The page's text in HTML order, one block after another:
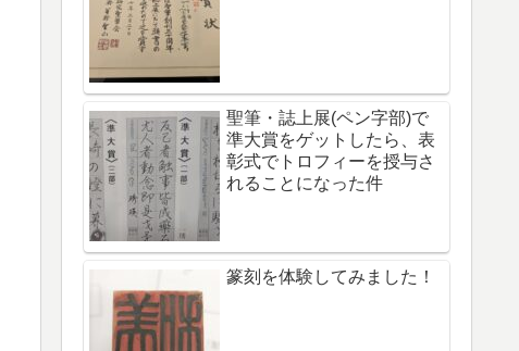
聖筆・誌上展(ペン字部)で
準大賞をゲットしたら、表
彰式でトロフィーを授与さ
れることになった件
篆刻を体験してみました！